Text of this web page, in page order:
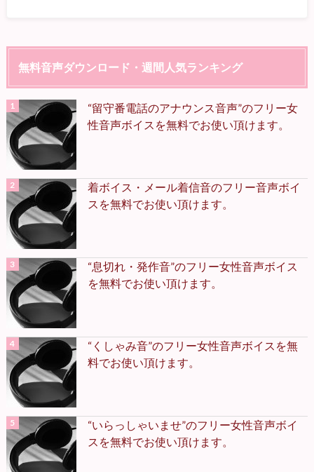
無料音声ダウンロード・週間人気ランキング
“留守番電話のアナウンス音声”のフリー女
性音声ボイスを無料でお使い頂けます。
着ボイス・メール着信音のフリー音声ボイ
スを無料でお使い頂けます。
“息切れ・発作音”のフリー女性音声ボイス
を無料でお使い頂けます。
“くしゃみ音”のフリー女性音声ボイスを無
料でお使い頂けます。
“いらっしゃいませ”のフリー女性音声ボイ
スを無料でお使い頂けます。